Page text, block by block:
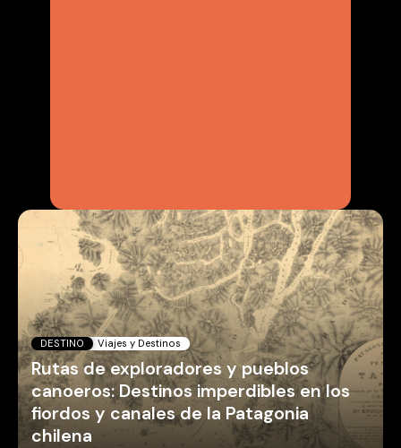
DESTINO Viajes y Destinos
Rutas de exploradores y pueblos
canoeros: Destinos imperdibles en los
fiordos y canales de la Patagonia
chilena